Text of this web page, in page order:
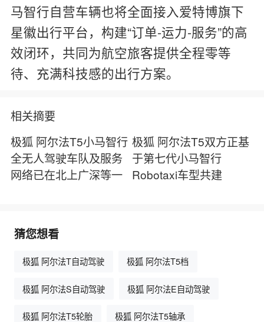
马智行自营车辆也将全面接入爱特博旗下
星徽出行平台，构建“订单-运力-服务”的高
效闭环，共同为航空旅客提供全程零等
待、充满科技感的出行方案。
相关摘要
极狐 阿尔法T5小马智行
全无人驾驶车队及服务
网络已在北上广深等一
极狐 阿尔法T5双方正基
于第七代小马智行
Robotaxi车型共建
猜您想看
极狐 阿尔法T自动驾驶 极狐 阿尔法T5档
极狐 阿尔法S自动驾驶 极狐 阿尔法E自动驾驶
极狐 阿尔法T5轮胎 极狐 阿尔法T5轴承